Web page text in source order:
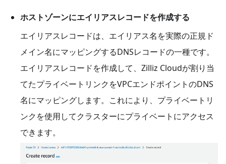
ホストゾーンにエイリアスレコードを作成する
エイリアスレコードは、エイリアス名を実際の正規ド
メイン名にマッピングするDNSレコードの一種です。
エイリアスレコードを作成して、Zilliz Cloudが割り当
てたプライベートリンクをVPCエンドポイントのDNS
名にマッピングします。これにより、プライベートリ
ンクを使用してクラスターにプライベートにアクセス
できます。